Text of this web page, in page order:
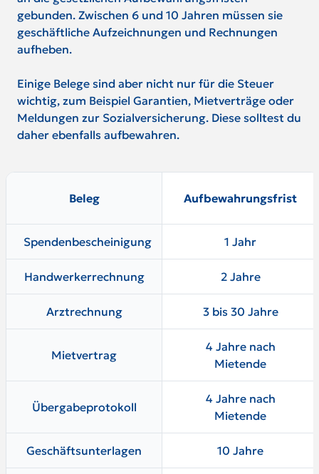
gebunden. Zwischen 6 und 10 Jahren müssen sie
geschäftliche Aufzeichnungen und Rechnungen
aufheben.
Einige Belege sind aber nicht nur für die Steuer
wichtig, zum Beispiel Garantien, Mietverträge oder
Meldungen zur Sozialversicherung. Diese solltest du
daher ebenfalls aufbewahren.
Beleg Aufbewahrungsfrist
Spendenbescheinigung 1 Jahr
Handwerkerrechnung 2 Jahre
Arztrechnung 3 bis 30 Jahre
Mietvertrag
4 Jahre nach
Mietende
Übergabeprotokoll
4 Jahre nach
Mietende
Geschäftsunterlagen 10 Jahre